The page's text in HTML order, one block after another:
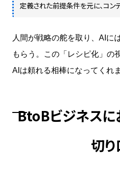
定義された前提条件を元に、コン
人間が戦略の舵を取り、AIに
もらう。この「レシピ化」の
AIは頼れる相棒になってくれま
BtoBビジネスに
切り